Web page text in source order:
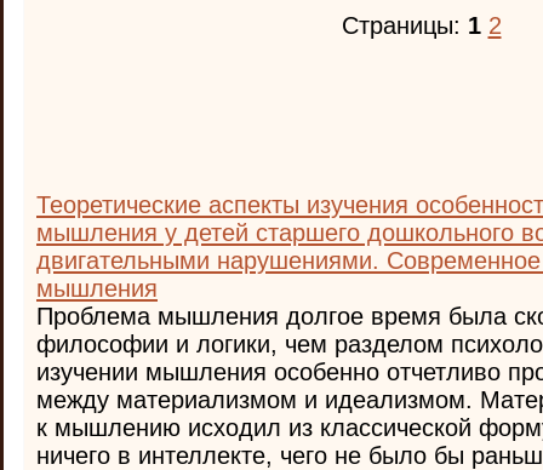
Страницы: 1 2
Теоретические аспекты изучения
мышления у детей старшего дошкольного
двигательными нарушениями.
мышления
Проблема мышления долгое время была
философии и логики, чем разделом
изучении мышления особенно отчетливо
между материализмом и идеализмом.
к мышлению исходил из классической
ничего в интеллекте, чего не было бы